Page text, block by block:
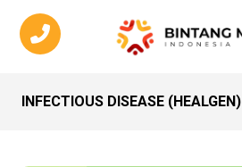
INFECTIOUS DISEASE (HEALGEN)